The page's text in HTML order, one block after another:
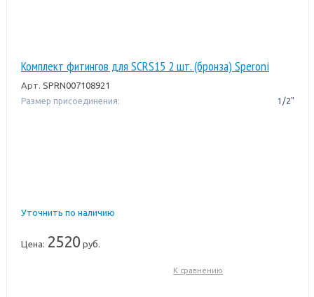
Комплект фитингов для SCRS15 2 шт. (бронза) Speroni
Арт. SPRN007108921
Размер присоединения: 1/2"
Уточнить по наличию
Цена: 2520 руб.
К сравнению